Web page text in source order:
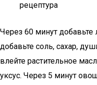
рецептура
Через 60 минут
добавьте соль, сахар,
влейте растительное
уксус. Через 5 минут